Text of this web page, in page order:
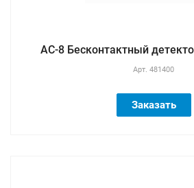
AC-8 Бесконтактный
Арт. 481400
Заказать